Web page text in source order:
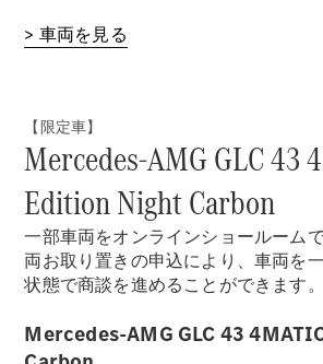
> 車両を見る
【限定車】
Mercedes-AMG GLC 43
Edition Night Carbon
一部車両をオンラインショールーム
両お取り置きの申込により、車両を
状態で商談を進めることができます。
Mercedes-AMG GLC 43